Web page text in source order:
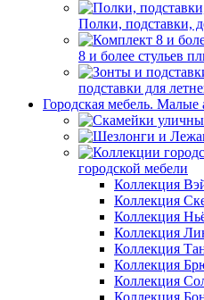
Полки, подставки,
8 и более стульев
подставки для
Городская мебель.
городской мебели
Коллекция
Коллекция
Коллекция
Коллекция
Коллекция
Коллекция
Коллекция
Коллекция